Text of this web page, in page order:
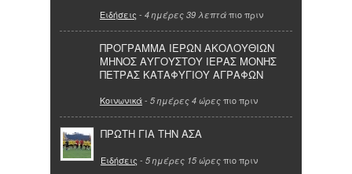
Ειδήσεις - 4 ημέρες 39 λεπτά πιο πριν
ΠΡΟΓΡΑΜΜΑ ΙΕΡΩΝ ΑΚΟΛΟΥΘΙΩΝ
ΜΗΝΟΣ ΑΥΓΟΥΣΤΟΥ ΙΕΡΑΣ ΜΟΝΗΣ
ΠΕΤΡΑΣ ΚΑΤΑΦΥΓΙΟΥ ΑΓΡΑΦΩΝ
Κοινωνικά- 5 ημέρες 4 ώρες πιο πριν
ΠΡΩΤΗ ΓΙΑ ΤΗΝ ΑΣΑ
Ειδήσεις - 5 ημέρες 15 ώρες πιο πριν